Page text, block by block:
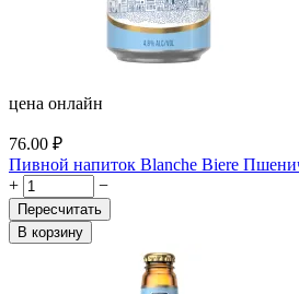
цена онлайн
76.00 ₽
Пивной напиток Blanche Biere
+
−
Пересчитать
В корзину